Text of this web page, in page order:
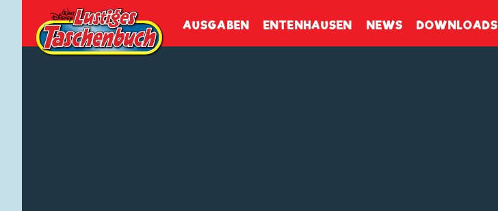
AUSGABEN ENTENHAUSEN NEWS DOWNLOADS